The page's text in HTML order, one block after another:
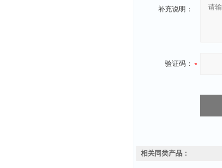
补充说明：
验证码：
相关同类产品：